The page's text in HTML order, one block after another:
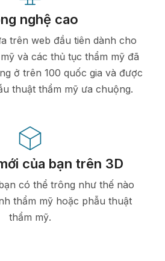
nghệ cao
trên web đầu tiên dành cho
và các thủ tục thẩm mỹ đã
ở trên 100 quốc gia và được
thuật thẩm mỹ ưa chuộng.
của bạn trên 3D
có thể trông như thế nào
thẩm mỹ hoặc phẫu thuật
thẩm mỹ.